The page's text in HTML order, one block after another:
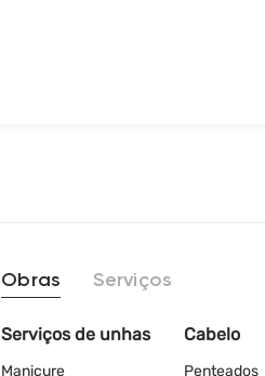
Obras Serviços
Serviços de unhas
Manicure
Cabelo
Penteados